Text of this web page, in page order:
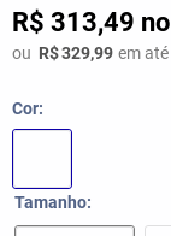
R$ 313,49
ou R$329,99 em até
Cor
Tamanho